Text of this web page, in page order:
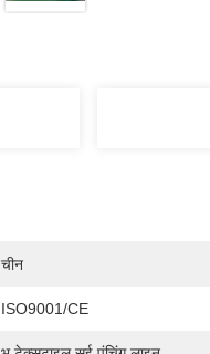
चीन
ISO9001/CE